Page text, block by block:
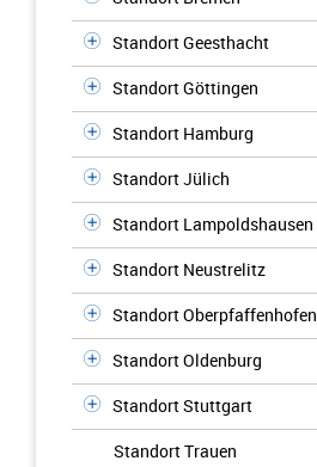
Standort Geesthacht
Standort Göttingen
Standort Hamburg
Standort Jülich
Standort Lampoldshausen
Standort Neustrelitz
Standort Oberpfaffenhofen
Standort Oldenburg
Standort Stuttgart
Standort Trauen